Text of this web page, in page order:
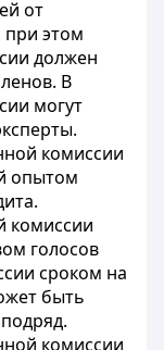
от
этом
должен
В
могут
комиссии
опытом
комиссии
голосов
сроком на
быть
комиссии